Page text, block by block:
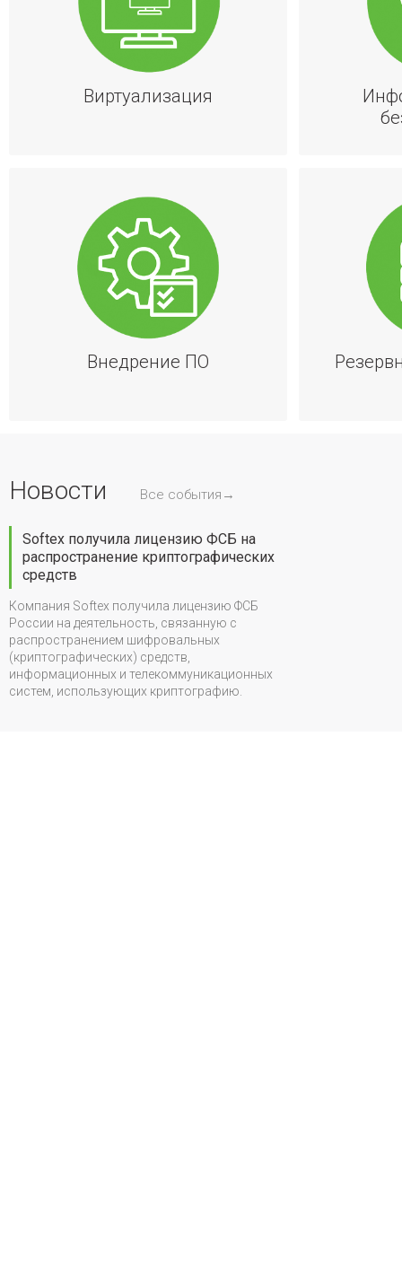
Линейка решений для умной
решений ранее
безопасности с
Скидка от
Виртуализация
Внедрение ПО
Все события→
Новости
Softex получила лицензию ФСБ на
распространение криптографических
средств
Компания Softex получила лицензию ФСБ
России на деятельность, связанную с
распространением шифровальных
(криптографических) средств,
информационных и телекоммуникационных
систем, использующих криптографию.